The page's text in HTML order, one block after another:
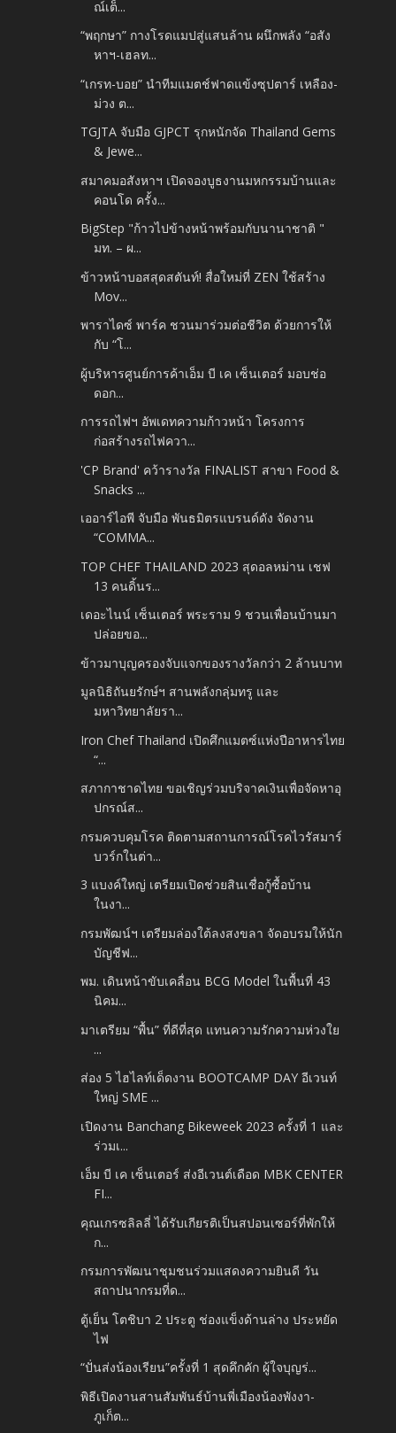
ณ์เต็...
“พฤกษา” กางโรดแมปสู่แสนล้าน ผนึกพลัง “อสัง
หาฯ-เฮลท...
“เกรท-บอย” นำทีมแมตช์ฟาดแข้งซุปตาร์ เหลือง-
ม่วง ต...
TGJTA จับมือ GJPCT รุกหนักจัด Thailand Gems
& Jewe...
สมาคมอสังหาฯ เปิดจองบูธงานมหกรรมบ้านและ
คอนโด ครั้ง...
BigStep "ก้าวไปข้างหน้าพร้อมกับนานาชาติ "
มท. – ผ...
ข้าวหน้าบอสสุดสตันท์! สื่อใหม่ที่ ZEN ใช้สร้าง
Mov...
พาราไดซ์ พาร์ค ชวนมาร่วมต่อชีวิต ด้วยการให้
กับ “โ...
ผู้บริหารศูนย์การค้าเอ็ม บี เค เซ็นเตอร์ มอบช่อ
ดอก...
การรถไฟฯ อัพเดทความก้าวหน้า โครงการ
ก่อสร้างรถไฟควา...
'CP Brand' คว้ารางวัล FINALIST สาขา Food &
Snacks ...
เออาร์ไอพี จับมือ พันธมิตรแบรนด์ดัง จัดงาน
“COMMA...
TOP CHEF THAILAND 2023 สุดอลหม่าน เชฟ
13 คนดิ้นร...
เดอะไนน์ เซ็นเตอร์ พระราม 9 ชวนเพื่อนบ้านมา
ปล่อยขอ...
ข้าวมาบุญครองจับแจกของรางวัลกว่า 2 ล้านบาท
มูลนิธิถันยรักษ์ฯ สานพลังกลุ่มทรู และ
มหาวิทยาลัยรา...
Iron Chef Thailand เปิดศึกแมตซ์แห่งปีอาหารไทย
“...
สภากาชาดไทย ขอเชิญร่วมบริจาคเงินเพื่อจัดหาอุ
ปกรณ์ส...
กรมควบคุมโรค ติดตามสถานการณ์โรคไวรัสมาร์
บวร์กในต่า...
3 แบงค์ใหญ่ เตรียมเปิดช่วยสินเชื่อกู้ซื้อบ้าน
ในงา...
กรมพัฒน์ฯ เตรียมล่องใต้ลงสงขลา จัดอบรมให้นัก
บัญชีฟ...
พม. เดินหน้าขับเคลื่อน BCG Model ในพื้นที่ 43
นิคม...
มาเตรียม “พื้น” ที่ดีที่สุด แทนความรักความห่วงใย
...
ส่อง 5 ไฮไลท์เด็ดงาน BOOTCAMP DAY อีเวนท์
ใหญ่ SME ...
เปิดงาน Banchang Bikeweek 2023 ครั้งที่ 1 และ
ร่วมเ...
เอ็ม บี เค เซ็นเตอร์ ส่งอีเวนต์เดือด MBK CENTER
FI...
คุณเกรซลิลลี่ ได้รับเกียรติเป็นสปอนเซอร์ที่พักให้
ก...
กรมการพัฒนาชุมชนร่วมแสดงความยินดี วัน
สถาปนากรมที่ด...
ตู้เย็น โตชิบา 2 ประตู ช่องแข็งด้านล่าง ประหยัด
ไฟ
“ปั่นส่งน้องเรียน”ครั้งที่ 1 สุดคึกคัก ผู้ใจบุญร่...
พิธีเปิดงานสานสัมพันธ์บ้านพี่เมืองน้องพังงา-
ภูเก็ต...